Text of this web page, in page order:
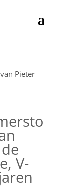
Pieter
V-